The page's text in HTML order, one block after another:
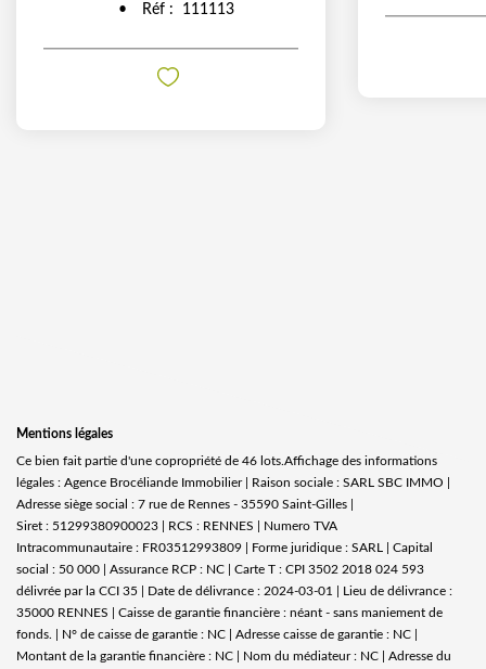
Réf :
111113
Mentions légales
Ce bien fait partie d'une copropriété de 46 lots.Affichage des informations
légales : Agence Brocéliande Immobilier | Raison sociale : SARL SBC IMMO |
Adresse siège social : 7 rue de Rennes - 35590 Saint-Gilles |
Siret : 51299380900023 | RCS : RENNES | Numero TVA
Intracommunautaire : FR03512993809 | Forme juridique : SARL | Capital
social : 50 000 | Assurance RCP : NC | Carte T : CPI 3502 2018 024 593
délivrée par la CCI 35 | Date de délivrance : 2024-03-01 | Lieu de délivrance :
35000 RENNES | Caisse de garantie financière : néant - sans maniement de
fonds. | N° de caisse de garantie : NC | Adresse caisse de garantie : NC |
Montant de la garantie financière : NC | Nom du médiateur : NC | Adresse du